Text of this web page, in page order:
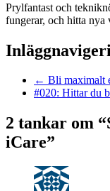
Prylfantast och
fungerar, och hitta nya
← Bli maximalt
#020: Hittar du
2 tankar om “
iCare”